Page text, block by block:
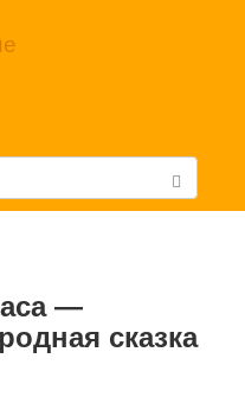
—
сказка